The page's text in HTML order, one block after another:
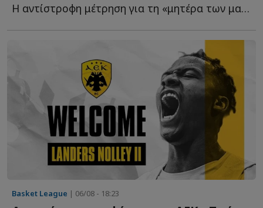
Η αντίστροφη μέτρηση για τη «μητέρα των μαχών» έχει ξ...
Basket League | 06/08 - 18:23